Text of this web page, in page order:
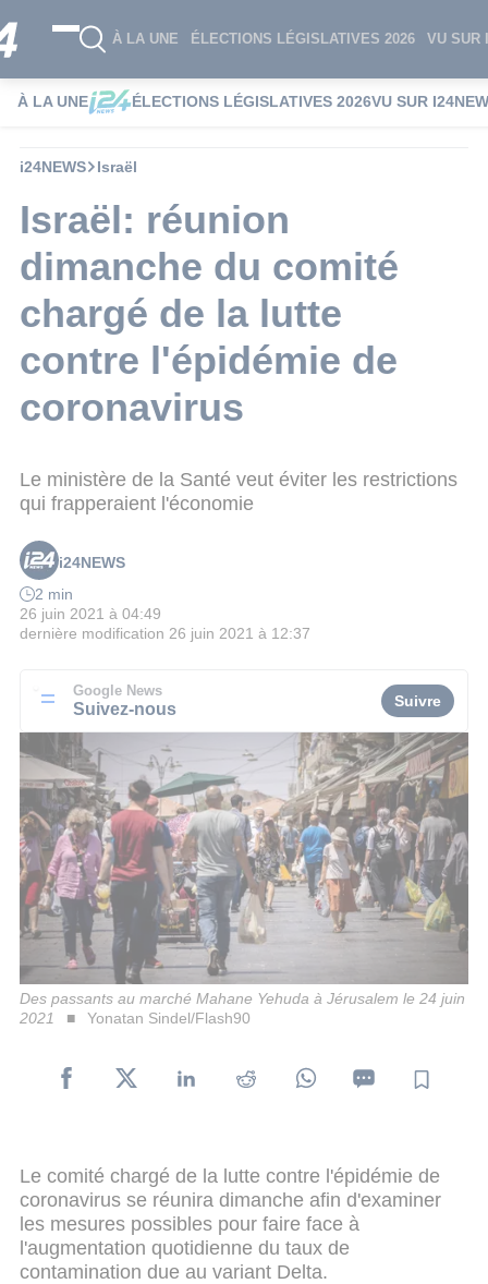
À LA UNE ÉLECTIONS LÉGISLATIVES 2026 VU SUR
À LA UNE ÉLECTIONS LÉGISLATIVES 2026VU SUR
i24NEWS Israël
Israël: réunion
dimanche du comité
chargé de la lutte
contre l'épidémie de
coronavirus
Le ministère de la Santé veut éviter les restrictions
qui frapperaient l'économie
i24NEWS
2 min
26 juin 2021 à 04:49
dernière modification 26 juin 2021 à 12:37
Google News
Suivez-nous Suivre
Des passants au marché Mahane Yehuda à Jérusalem le 24 juin
2021
Yonatan Sindel/Flash90
Le comité chargé de la lutte contre l'épidémie de
coronavirus se réunira dimanche afin d'examiner
les mesures possibles pour faire face à
l'augmentation quotidienne du taux de
contamination due au variant Delta.